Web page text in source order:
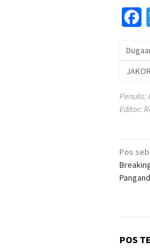
Penulis:
Editor:
pos
Pos
POS